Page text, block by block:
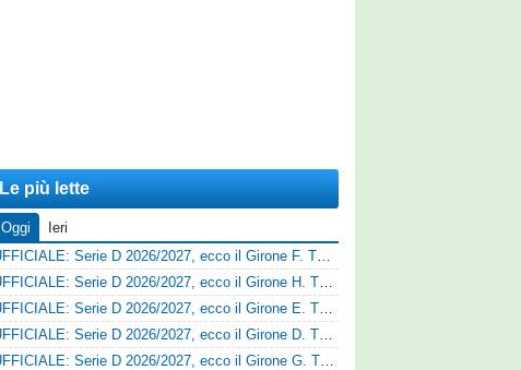
Le più lette
Oggi
Ieri
UFFICIALE: Serie D 2026/2027, ecco il Girone F. Tutte le squadre
UFFICIALE: Serie D 2026/2027, ecco il Girone H. Tutte le squadre
UFFICIALE: Serie D 2026/2027, ecco il Girone E. Tutte le squadre
UFFICIALE: Serie D 2026/2027, ecco il Girone D. Tutte le squadre
UFFICIALE: Serie D 2026/2027, ecco il Girone G. Tutte le squadre